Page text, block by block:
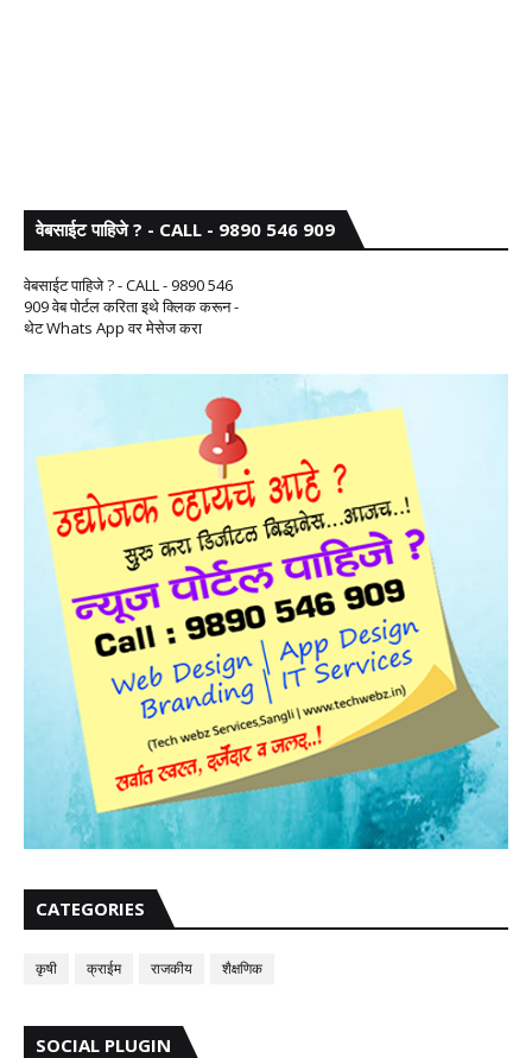
वेबसाईट पाहिजे ? - CALL - 9890 546 909
वेबसाईट पाहिजे ? - CALL - 9890 546
909 वेब पोर्टल करिता इथे क्लिक करून -
थेट Whats App वर मेसेज करा
CATEGORIES
कृषी क्राईम राजकीय शैक्षणिक
SOCIAL PLUGIN